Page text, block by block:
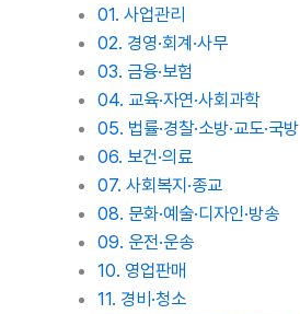
01. 사업관리
02. 경영·회계·사무
03. 금융·보험
04. 교육·자연·사회과학
05. 법률·경찰·소방·교도·국방
06. 보건·의료
07. 사회복지·종교
08. 문화·예술·디자인·방송
09. 운전·운송
10. 영업판매
11. 경비·청소